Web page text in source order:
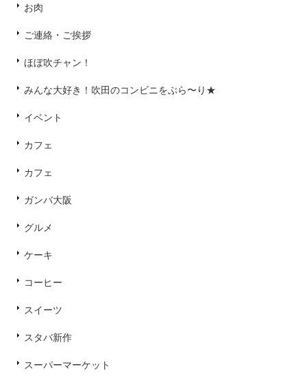
お肉
ご連絡・ご挨拶
ほぼ吹チャン！
みんな大好き！吹田のコンビニをぶら〜り★
イベント
カフェ
カフェ
ガンバ大阪
グルメ
ケーキ
コーヒー
スイーツ
スタバ新作
スーパーマーケット